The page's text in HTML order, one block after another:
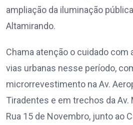
ampliação da iluminação
Altamirando.
Chama atenção o cuidado com
vias urbanas nesse período,
microrrevestimento na Av.
Tiradentes e em trechos da Av.
Rua 15 de Novembro, junto ao